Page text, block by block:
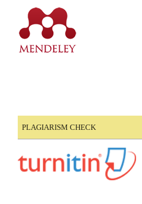
PLAGIARISM CHECK